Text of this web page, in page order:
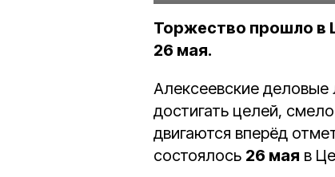
Торжество прошло в
26 мая.
Алексеевские деловые
достигать целей,
двигаются вперёд
состоялось 26 мая в